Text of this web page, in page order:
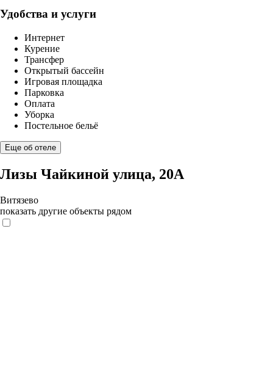
Удобства и услуги
Интернет
Курение
Трансфер
Открытый бассейн
Игровая площадка
Парковка
Оплата
Уборка
Постельное бельё
Еще об отеле
Лизы Чайкиной улица, 20А
Витязево
показать другие объекты рядом